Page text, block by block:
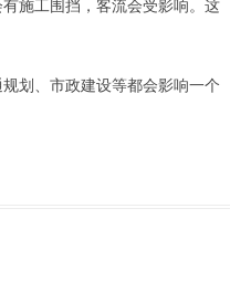
施工围挡，客流会受影响。这
划、市政建设等都会影响一个